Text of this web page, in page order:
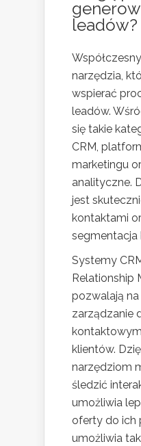
leadów?
narzędzia,
wspierać
leadów.
się takie
CRM,
marketingu
analityczne.
jest
kontaktami
segmentacja
Systemy
Relationship
pozwalają
zarządzanie
klientów.
narzędziom
śledzić
umożliwia
oferty do ich
umożliwia